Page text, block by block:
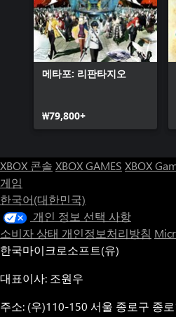
메타포: 리판타지오
₩79,800+
XBOX 콘솔 XBOX GAMES XBOX
게임
한국어(대한민국)
개인 정보 선택 사항
소비자 상태 개인정보처리방침
한국마이크로소프트(유)
대표이사: 조원우
주소: (우)110-150 서울 종로구 종